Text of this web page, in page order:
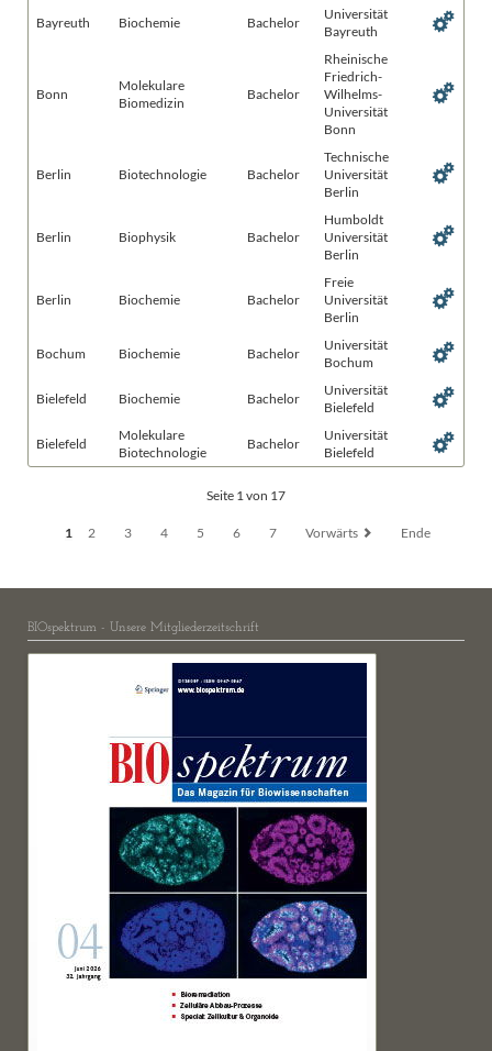
Bayreuth Biochemie Bachelor
Universität
Bayreuth
Bonn
Molekulare
Biomedizin
Bachelor
Rheinische
Friedrich-
Wilhelms-
Universität
Bonn
Berlin Biotechnologie Bachelor
Technische
Universität
Berlin
Berlin Biophysik Bachelor
Humboldt
Universität
Berlin
Berlin Biochemie Bachelor
Freie
Universität
Berlin
Bochum Biochemie Bachelor
Universität
Bochum
Bielefeld Biochemie Bachelor
Universität
Bielefeld
Bielefeld
Molekulare
Biotechnologie
Bachelor
Universität
Bielefeld
Seite 1 von 17
1 2 3 4 5 6 7 Vorwärts Ende
BIOspektrum - Unsere Mitgliederzeitschrift